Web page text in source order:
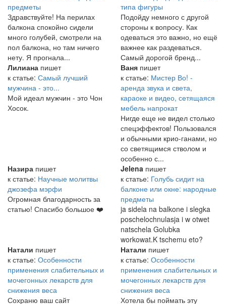
предметы
Здравствуйте! На перилах
балкона спокойно сидели
много голубей, смотрели на
пол балкона, но там ничего
нету. Я прогнала...
типа фигуры
Подойду немного с другой
стороны к вопросу. Как
одеваться это важно, но ещё
важнее как раздеваться.
Самый дорогой бренд...
Лилиана пишет
к статье: Самый лучший
мужчина - это...
Мой идеал мужчин - это Чон
Хосок.
Ваня пишет
к статье: Мистер Во! -
аренда звука и света,
караоке и видео, сетящаяся
мебель напрокат
Нигде еще не видел столько
спецэффектов! Пользовался
и обычными крио-ганами, но
со светящимся стволом и
особенно с...
Назира пишет
к статье: Научные молитвы
джозефа мэрфи
Огромная благодарность за
статью! Спасибо большое ❤️
Jelena пишет
к статье: Голубь сидит на
балконе или окне: народные
предметы
ja sidela na balkone i slegka
poschelochnulasja i w otwet
natschela Golubka
workowat.K tschemu eto?
Натали пишет
к статье: Особенности
применения слабительных и
мочегонных лекарств для
снижения веса
Сохраню ваш сайт
Натали пишет
к статье: Особенности
применения слабительных и
мочегонных лекарств для
снижения веса
Хотела бы поймать эту